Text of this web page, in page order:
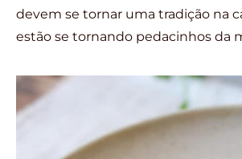
devem se tornar uma tradição na
estão se tornando pedacinhos da